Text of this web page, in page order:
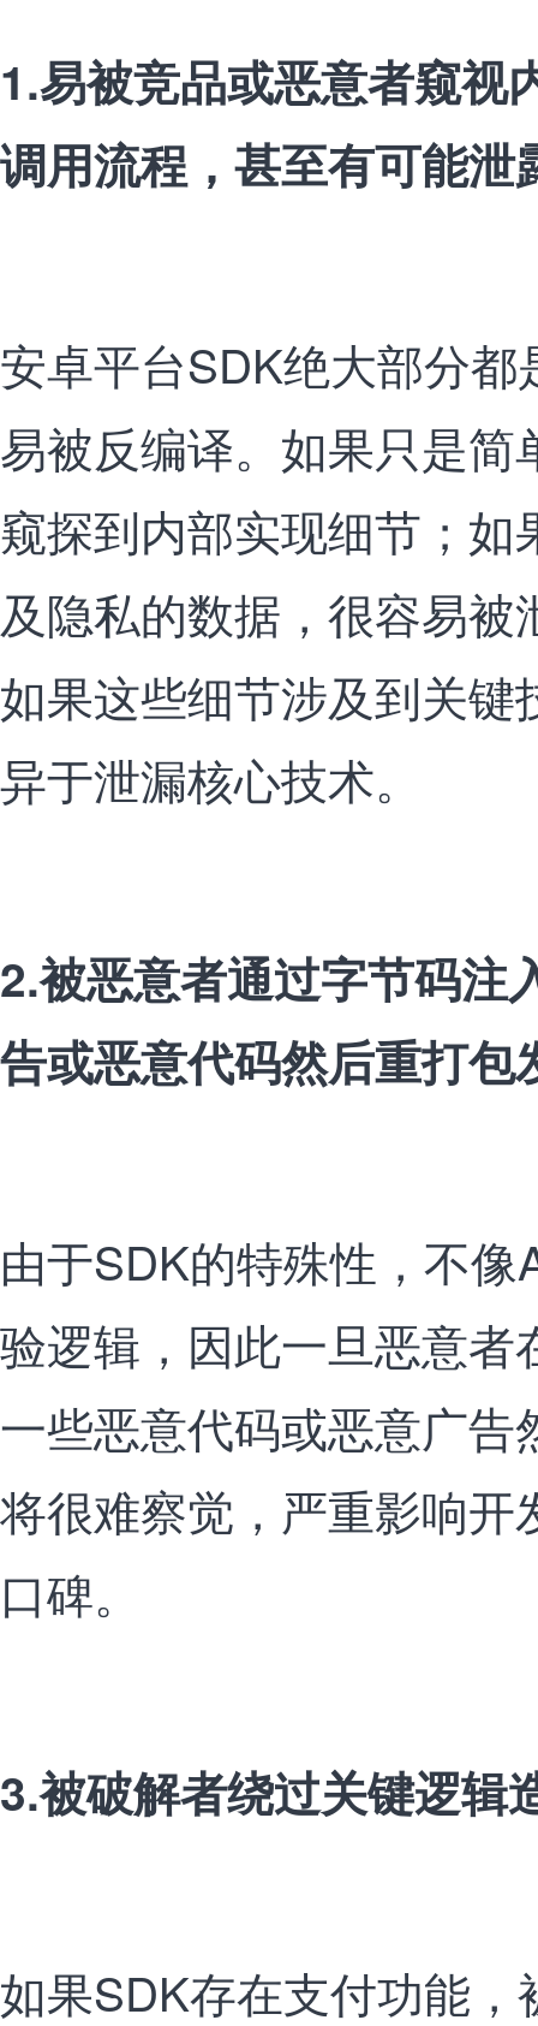
1.易被竞品或恶意者窥视
调用流程，甚至有可能泄
安卓平台SDK绝大部分
易被反编译。如果只是
窥探到内部实现细节；
及隐私的数据，很容易
如果这些细节涉及到关
异于泄漏核心技术。
2.被恶意者通过字节码注
告或恶意代码然后重打包
由于SDK的特殊性，不
验逻辑，因此一旦恶意者
一些恶意代码或恶意广
将很难察觉，严重影响开
口碑。
3.被破解者绕过关键逻辑
如果SDK存在支付功能